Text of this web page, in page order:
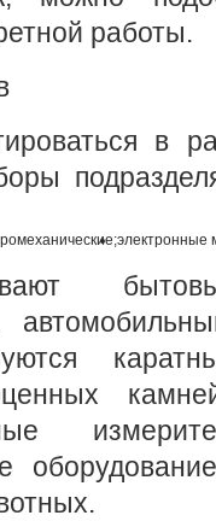
работы.
в
электронные